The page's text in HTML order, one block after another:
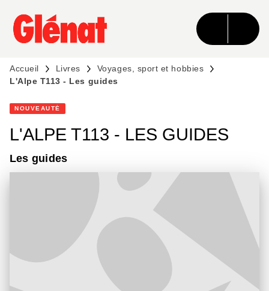
MENU RECHERCHE CONTENU
PIED DE PAGE
Accueil Livres
Voyages, sport et hobbies
L'Alpe T113 - Les guides
NOUVEAUTÉ
L'ALPE T113 - LES GUIDES
Les guides